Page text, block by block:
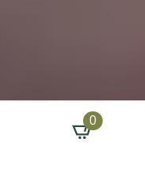
0